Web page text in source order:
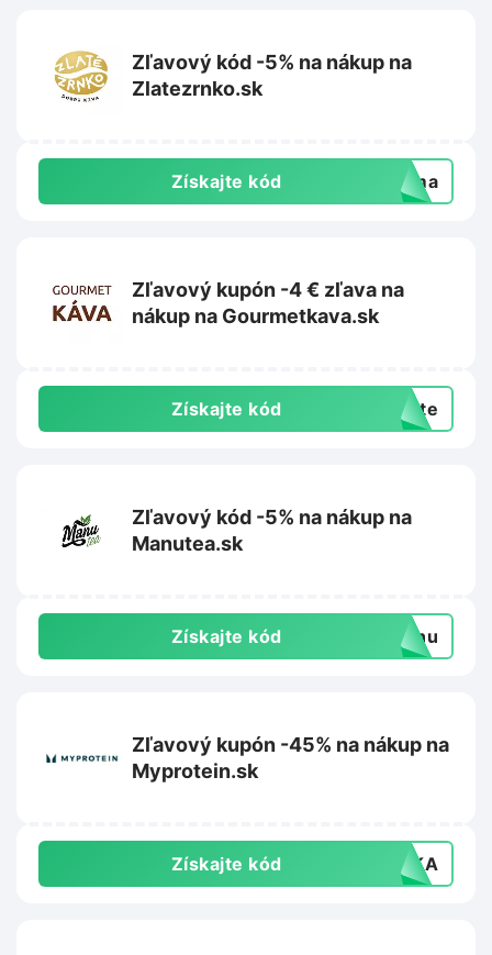
Zľavový kód -5% na nákup na
Zlatezrnko.sk
Získajte kód doma
Zľavový kupón -4 € zľava na
nákup na Gourmetkava.sk
Získajte kód exte
Zľavový kód -5% na nákup na
Manutea.sk
Získajte kód manu
Zľavový kupón -45% na nákup na
Myprotein.sk
Získajte kód AVKA